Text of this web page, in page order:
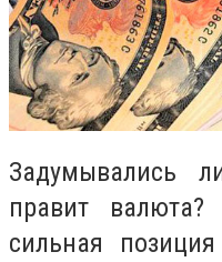
Задумывались
правит
сильная